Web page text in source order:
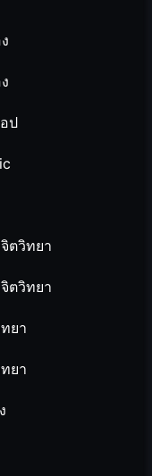
ป
ตวิทยา
ตวิทยา
ยา
ยา